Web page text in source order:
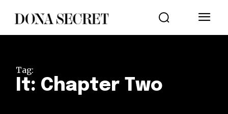
Tag:
It: Chapter Two